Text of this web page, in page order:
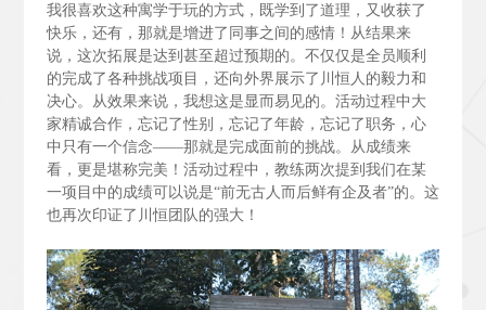
我很喜欢这种寓学于玩的方式，既学到了道理，又收获了
快乐，还有，那就是增进了同事之间的感情！从结果来
说，这次拓展是达到甚至超过预期的。不仅仅是全员顺利
的完成了各种挑战项目，还向外界展示了川恒人的毅力和
决心。从效果来说，我想这是显而易见的。活动过程中大
家精诚合作，忘记了性别，忘记了年龄，忘记了职务，心
中只有一个信念——那就是完成面前的挑战。从成绩来
看，更是堪称完美！活动过程中，教练两次提到我们在某
一项目中的成绩可以说是“前无古人而后鲜有企及者”的。这
也再次印证了川恒团队的强大！